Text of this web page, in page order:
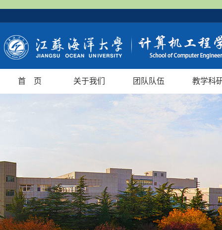
首 页 关于我们 团队队伍 教学科